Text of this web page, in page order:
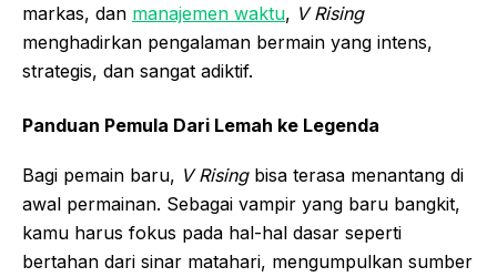
markas, dan manajemen waktu, V Rising
menghadirkan pengalaman bermain yang intens,
strategis, dan sangat adiktif.
Panduan Pemula Dari Lemah ke Legenda
Bagi pemain baru, V Risingbisa terasa menantang di
awal permainan. Sebagai vampir yang baru bangkit,
kamu harus fokus pada hal-hal dasar seperti
bertahan dari sinar matahari, mengumpulkan sumber